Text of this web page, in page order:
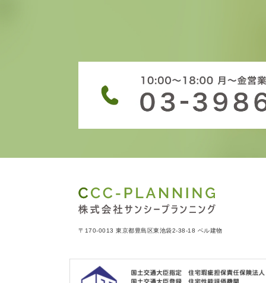
〒170-0013 東京都豊島区東池袋2-38-18 ベル建物